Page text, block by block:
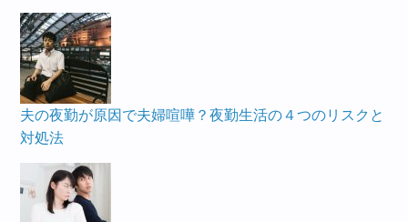
夫の夜勤が原因で夫婦喧嘩？夜勤生活の４つのリスクと
対処法